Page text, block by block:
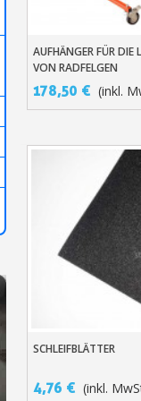
In Den
AUFHÄNGER FÜR DIE
VON RADFELGEN
178,50 € (inkl.
In Den
SCHLEIFBLÄTTER
4,76 € (inkl.